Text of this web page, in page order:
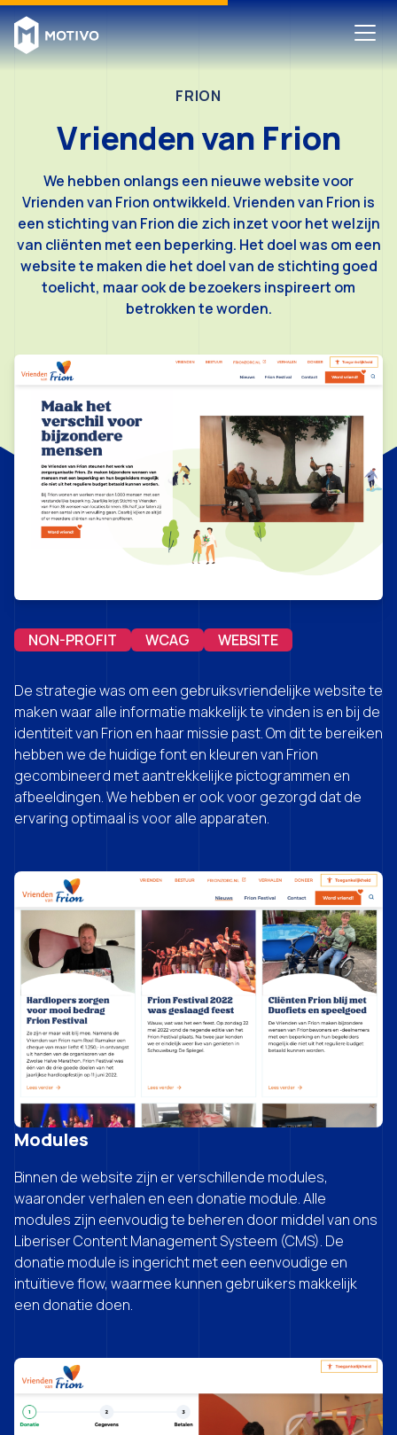
Vrienden van Frion
FRION
We hebben onlangs een nieuwe website voor
Vrienden van Frion ontwikkeld. Vrienden van Frion is
een stichting van Frion die zich inzet voor het welzijn
van cliënten met een beperking. Het doel was om een
website te maken die het doel van de stichting goed
toelicht, maar ook de bezoekers inspireert om
betrokken te worden.
NON-PROFIT WCAG WEBSITE
De strategie was om een gebruiksvriendelijke website te
maken waar alle informatie makkelijk te vinden is en bij de
identiteit van Frion en haar missie past. Om dit te bereiken
hebben we de huidige font en kleuren van Frion
gecombineerd met aantrekkelijke pictogrammen en
afbeeldingen. We hebben er ook voor gezorgd dat de
ervaring optimaal is voor alle apparaten.
Modules
Binnen de website zijn er verschillende modules,
waaronder verhalen en een donatie module. Alle
modules zijn eenvoudig te beheren door middel van ons
Liberiser Content Management Systeem (CMS). De
donatie module is ingericht met een eenvoudige en
intuïtieve flow, waarmee kunnen gebruikers makkelijk
een donatie doen.